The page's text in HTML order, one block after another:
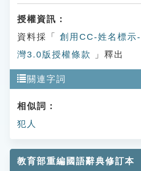
授權資訊：
資料採「
創用CC-姓名標示
灣3.0版授權條款
」釋出
關連字詞
相似詞：
犯人
教育部重編國語辭典修訂本